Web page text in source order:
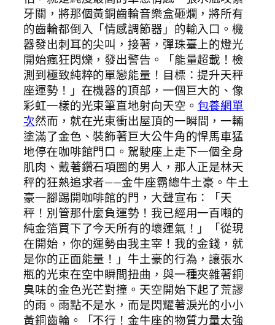
牙關，將那個黃銅齒輪音樂盒砸爛，將所有
的齒輪都倒入「情感調節器」的輸入口。機
器發出刺耳的尖叫，接著，彈珠臺上的燈光
開始瘋狂閃爍，發出警告。「能量超載！檢
測到極致純粹的單戀能量！目標：提升天秤
座運勢！」在機器的頂部，一個巨大的、像
彩虹一樣的光束筆直地射向天空。 包養網單
次然而，就在光束衝出屋頂的一瞬間，一輛
塗滿了金色、裝飾著巨大公牛角的悍馬車猛
地停在咖啡館門口。駕駛座上走下一個全身
肌肉、戴著鑽石項圈的男人，那人正是林天
秤的狂熱追求者——金牛座霸總牛土豪。牛土
豪一腳踢開咖啡館的門，大聲宣布：「天
秤！別管那什麼負運勢！我已經用一百噸的
純金箔買下了今天所有的壞運氣！」「從現
在開始，你的運勢由我主宰！我的金錢，就
是你的正面能量！」牛土豪的行為，讓張水
瓶的光束在空中瞬間扭曲，與一種夾雜著銅
臭味的金色光芒對撞。天空開始下起了荒謬
的雨。雨點不是水，而是閃耀著淚光的小小
黃銅齒輪。「不行！金牛座的物質力量太強